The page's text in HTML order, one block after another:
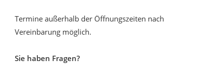
Termine außerhalb der Öffnungszeiten nach
Vereinbarung möglich.
Sie haben Fragen?